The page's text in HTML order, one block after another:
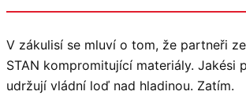
V zákulisí se mluví o tom, že partneři
STAN kompromitující materiály. Jakési
udržují vládní loď nad hladinou. Zatím.